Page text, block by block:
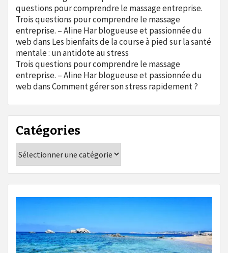
questions pour comprendre le massage entreprise.
Trois questions pour comprendre le massage
entreprise. – Aline Har blogueuse et passionnée du
webdans Les bienfaits de la course à pied sur la santé
mentale : un antidote au stress
Trois questions pour comprendre le massage
entreprise. – Aline Har blogueuse et passionnée du
webdansComment gérer son stress rapidement ?
Catégories